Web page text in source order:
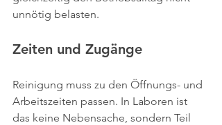
unnötig belasten.
Zeiten und Zugänge
Reinigung muss zu den Öffnungs- und
Arbeitszeiten passen. In Laboren ist
das keine Nebensache, sondern Teil